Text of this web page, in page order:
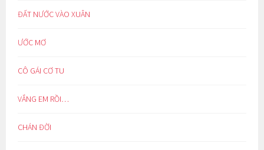
ĐẤT NƯỚC VÀO XUÂN
ƯỚC MƠ
CÔ GÁI CƠ TU
VẮNG EM RỒI…
CHÁN ĐỜI